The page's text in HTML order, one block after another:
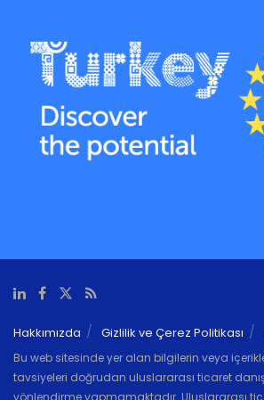
Hakkımızda Gizlilik ve Çerez Politikası
Bu web sitesinde yer alan bilgilerin veya
tavsiyeleri doğrudan uluslararası ticaret